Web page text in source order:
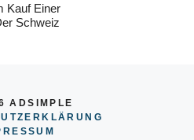
Kauf Einer
Schweiz
ADSIMPLE